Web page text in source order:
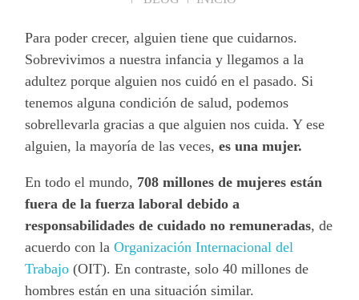
Para poder crecer, alguien tiene que cuidarnos.
Sobrevivimos a nuestra infancia y llegamos a la
adultez porque alguien nos cuidó en el pasado. Si
tenemos alguna condición de salud, podemos
sobrellevarla gracias a que alguien nos cuida. Y ese
alguien, la mayoría de las veces,es una mujer.
En todo el mundo, 708 millones de mujeres están
fuera de la fuerza laboral debido a
responsabilidades de cuidado no remuneradas, de
acuerdo con laOrganización Internacional del
Trabajo (OIT). En contraste, solo 40 millones de
hombres están en una situación similar.